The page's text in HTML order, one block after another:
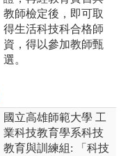
教師檢定後，即可取
得生活科技科合格師
資，得以參加教師甄
選。
國立高雄師範大學 工
業科技教育學系科技
教育與訓練組: 「科技